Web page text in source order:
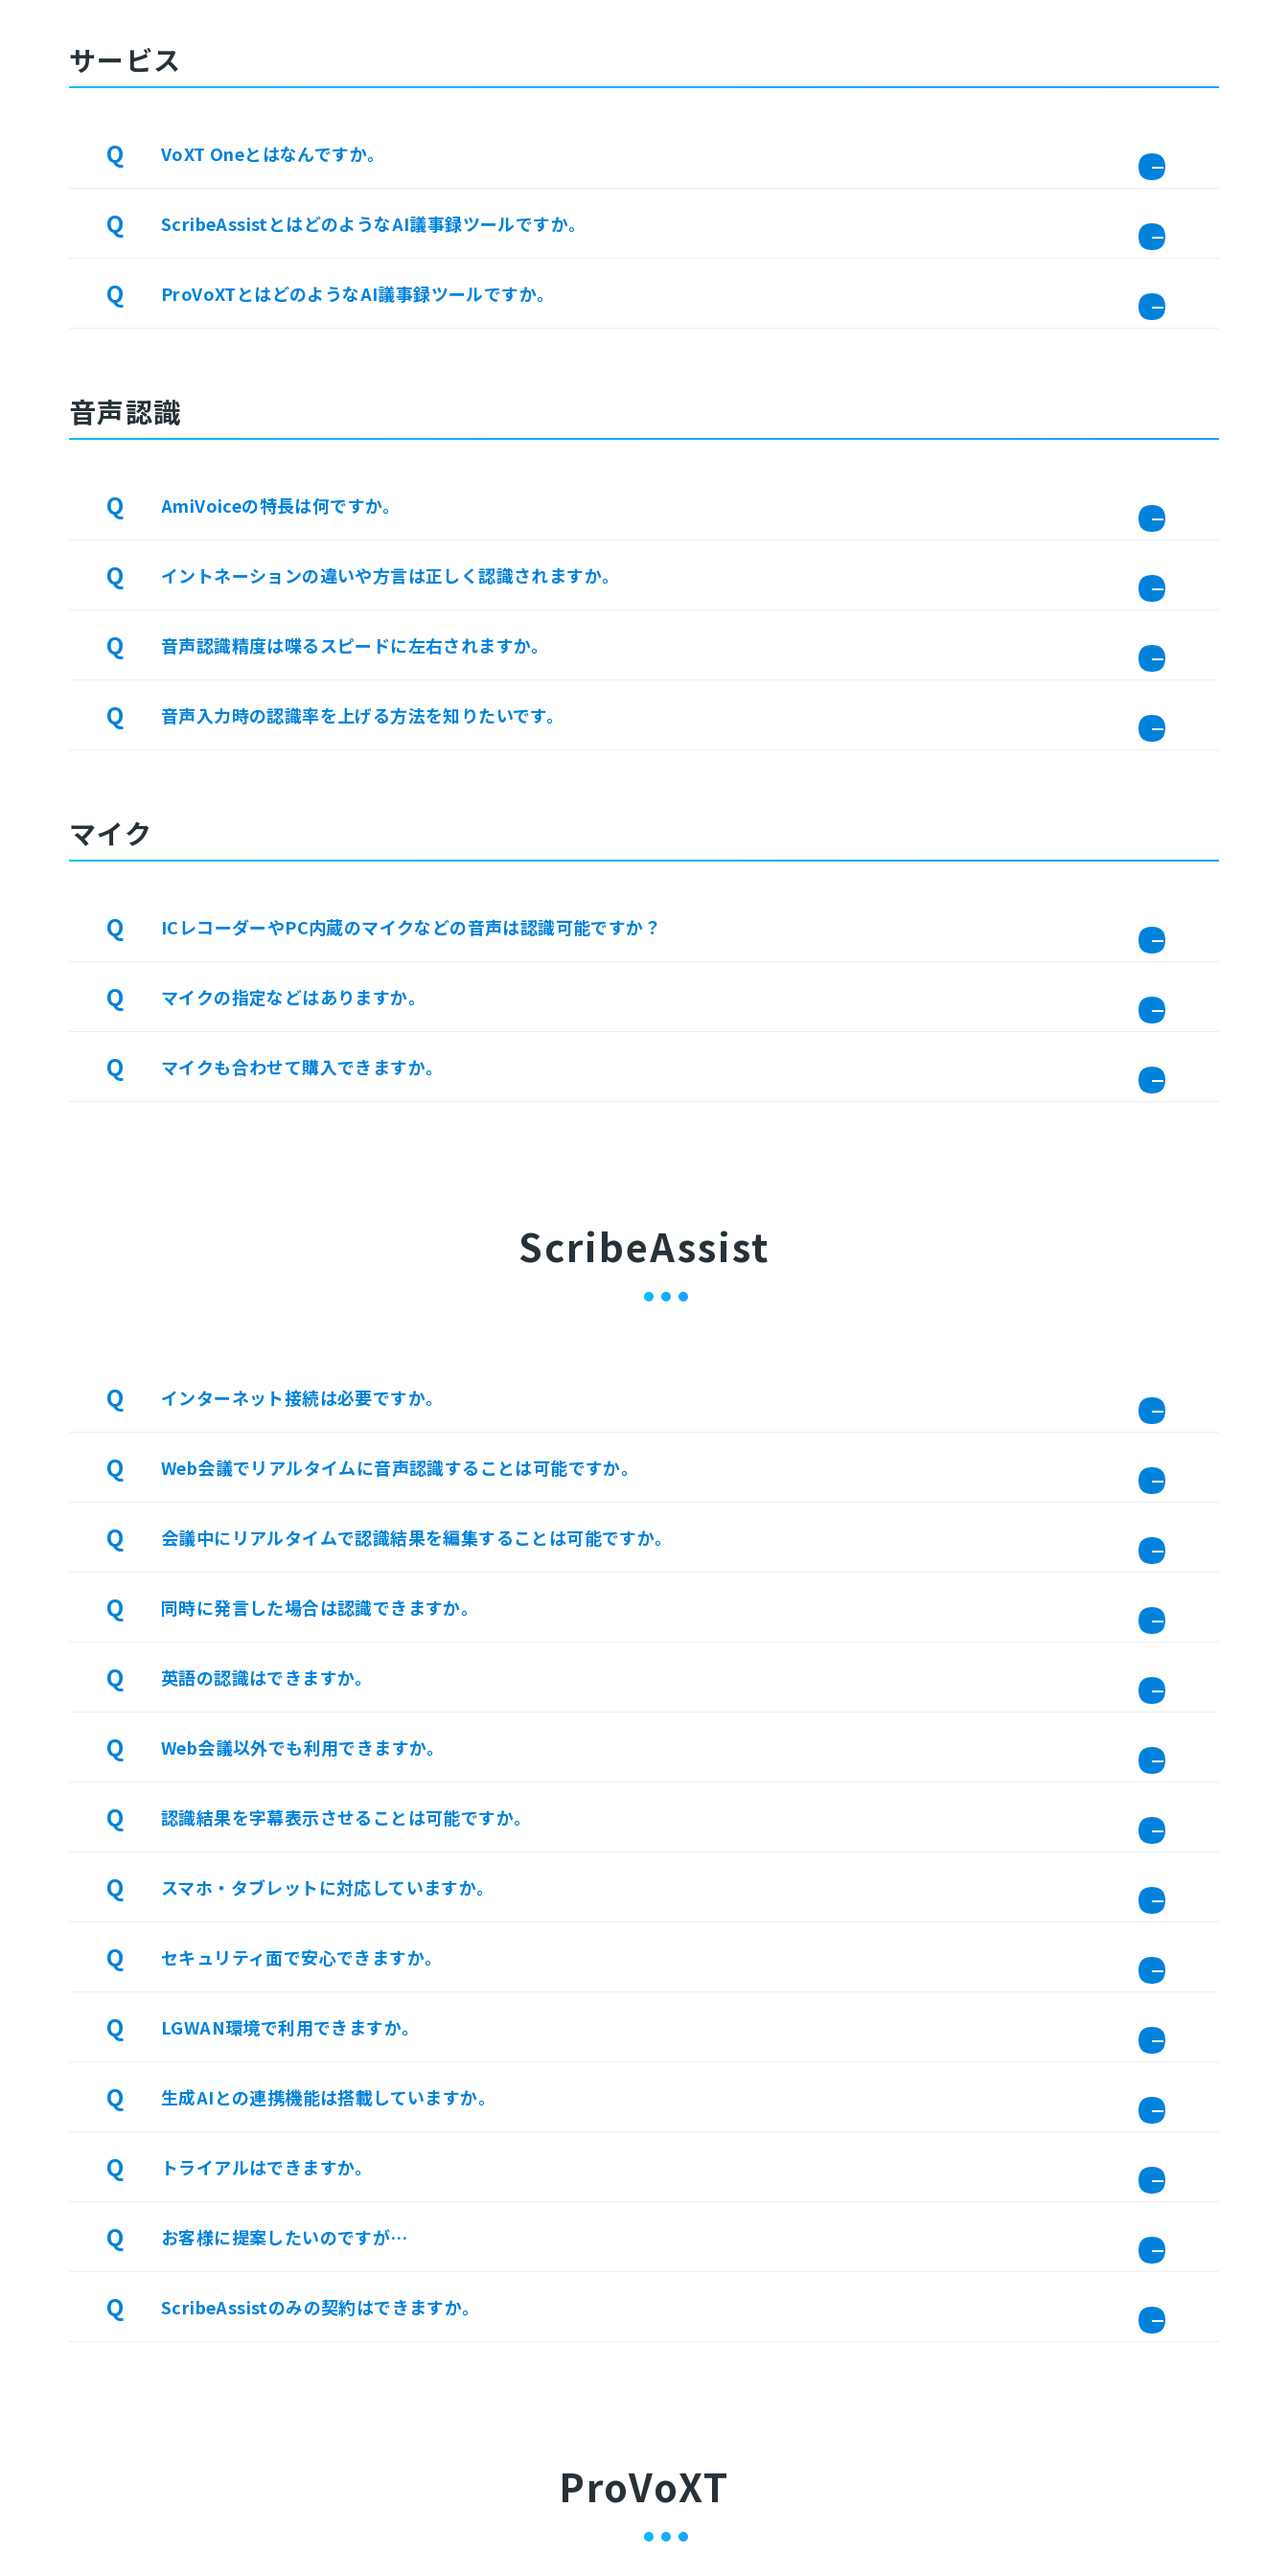
サービス
VoXT Oneとはなんですか。
ScribeAssistとはどのようなAI議事録ツールですか。
ProVoXTとはどのようなAI議事録ツールですか。
音声認識
AmiVoiceの特長は何ですか。
イントネーションの違いや方言は正しく認識されますか。
音声認識精度は喋るスピードに左右されますか。
音声入力時の認識率を上げる方法を知りたいです。
マイク
ICレコーダーやPC内蔵のマイクなどの音声は認識可能ですか？
マイクの指定などはありますか。
マイクも合わせて購入できますか。
ScribeAssist
インターネット接続は必要ですか。
Web会議でリアルタイムに音声認識することは可能ですか。
会議中にリアルタイムで認識結果を編集することは可能ですか。
同時に発言した場合は認識できますか。
英語の認識はできますか。
Web会議以外でも利用できますか。
認識結果を字幕表示させることは可能ですか。
スマホ・タブレットに対応していますか。
セキュリティ面で安心できますか。
LGWAN環境で利用できますか。
生成AIとの連携機能は搭載していますか。
トライアルはできますか。
お客様に提案したいのですが…
ScribeAssistのみの契約はできますか。
ProVoXT